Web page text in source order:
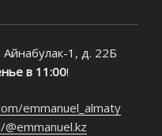
1, д. 22Б
в 11:00!
emmanuel_almaty